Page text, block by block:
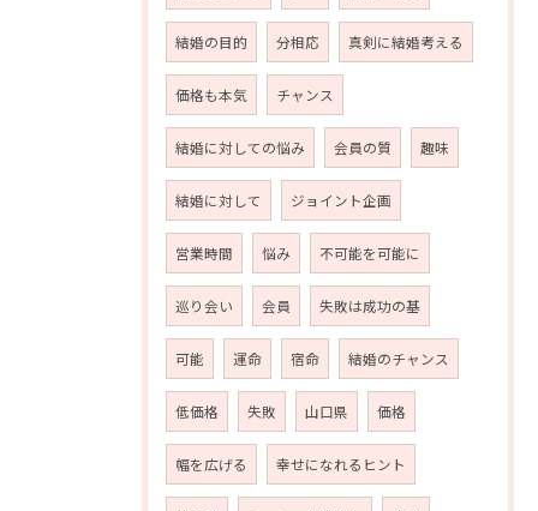
結婚の目的 分相応 真剣に結婚考える
価格も本気 チャンス
結婚に対しての悩み 会員の質 趣味
結婚に対して ジョイント企画
営業時間 悩み 不可能を可能に
巡り会い 会員 失敗は成功の基
可能 運命 宿命 結婚のチャンス
低価格 失敗 山口県 価格
幅を広げる 幸せになれるヒント